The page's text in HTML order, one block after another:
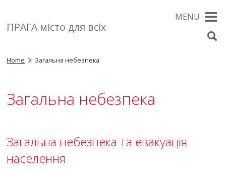
ПРАГА місто для всіх
MENU
Home Загальна небезпека
Загальна небезпека
Загальна небезпека та евакуація
населення